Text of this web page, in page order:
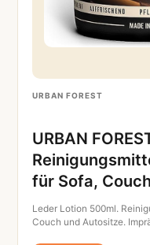
URBAN FOREST
URBAN
für Sofa,
Leder Lotion 500ml.
Couch und Autositze.